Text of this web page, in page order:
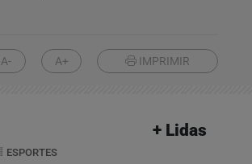
A- A+ IMPRIMIR
+ Lidas
ESPORTES